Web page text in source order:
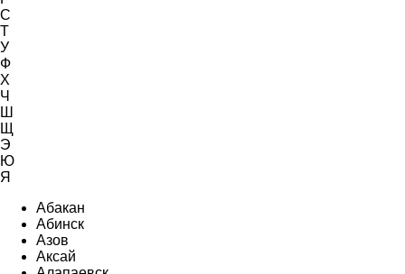
С
Т
У
Ф
Х
Ч
Ш
Щ
Э
Ю
Я
Абакан
Абинск
Азов
Аксай